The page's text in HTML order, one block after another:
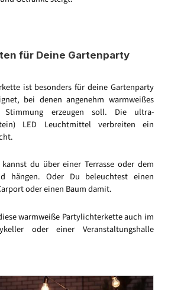
für Deine Gartenparty
ist besonders für deine Gartenparty
bei denen angenehm warmweißes
erzeugen soll. Die ultra-
LED Leuchtmittel verbreiten ein
du über einer Terrasse oder dem
hängen. Oder Du beleuchtest einen
oder einen Baum damit.
warmweiße Partylichterkette auch im
oder einer Veranstaltungshalle